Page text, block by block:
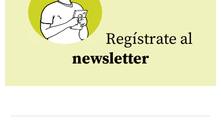
Regístrate al
newsletter